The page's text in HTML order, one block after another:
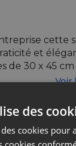
cette
et
de 30 x
de papier
effet
Voir
des
cookies